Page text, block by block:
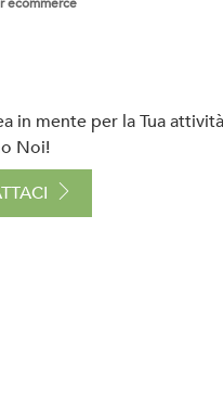
in mente per la Tua
Noi!